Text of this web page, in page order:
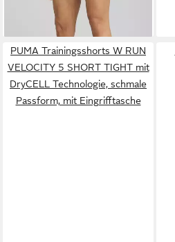
innenliegendem Kordelzug
PUMA Trainingsshorts W RUN
VELOCITY 5 SHORT TIGHT mit
DryCELL Technologie, schmale
Passform, mit Eingrifftasche